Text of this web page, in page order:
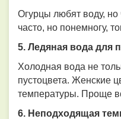
Огурцы любят воду, но
часто, но понемногу,
5. Ледяная вода для
Холодная вода не
пустоцвета. Женские
температуры. Проще
6. Неподходящая